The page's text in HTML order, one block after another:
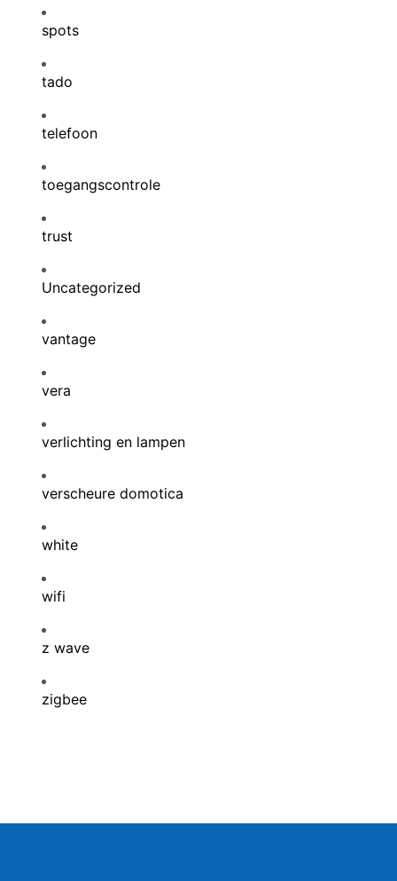
spots
tado
telefoon
toegangscontrole
trust
Uncategorized
vantage
vera
verlichting en lampen
verscheure domotica
white
wifi
z wave
zigbee